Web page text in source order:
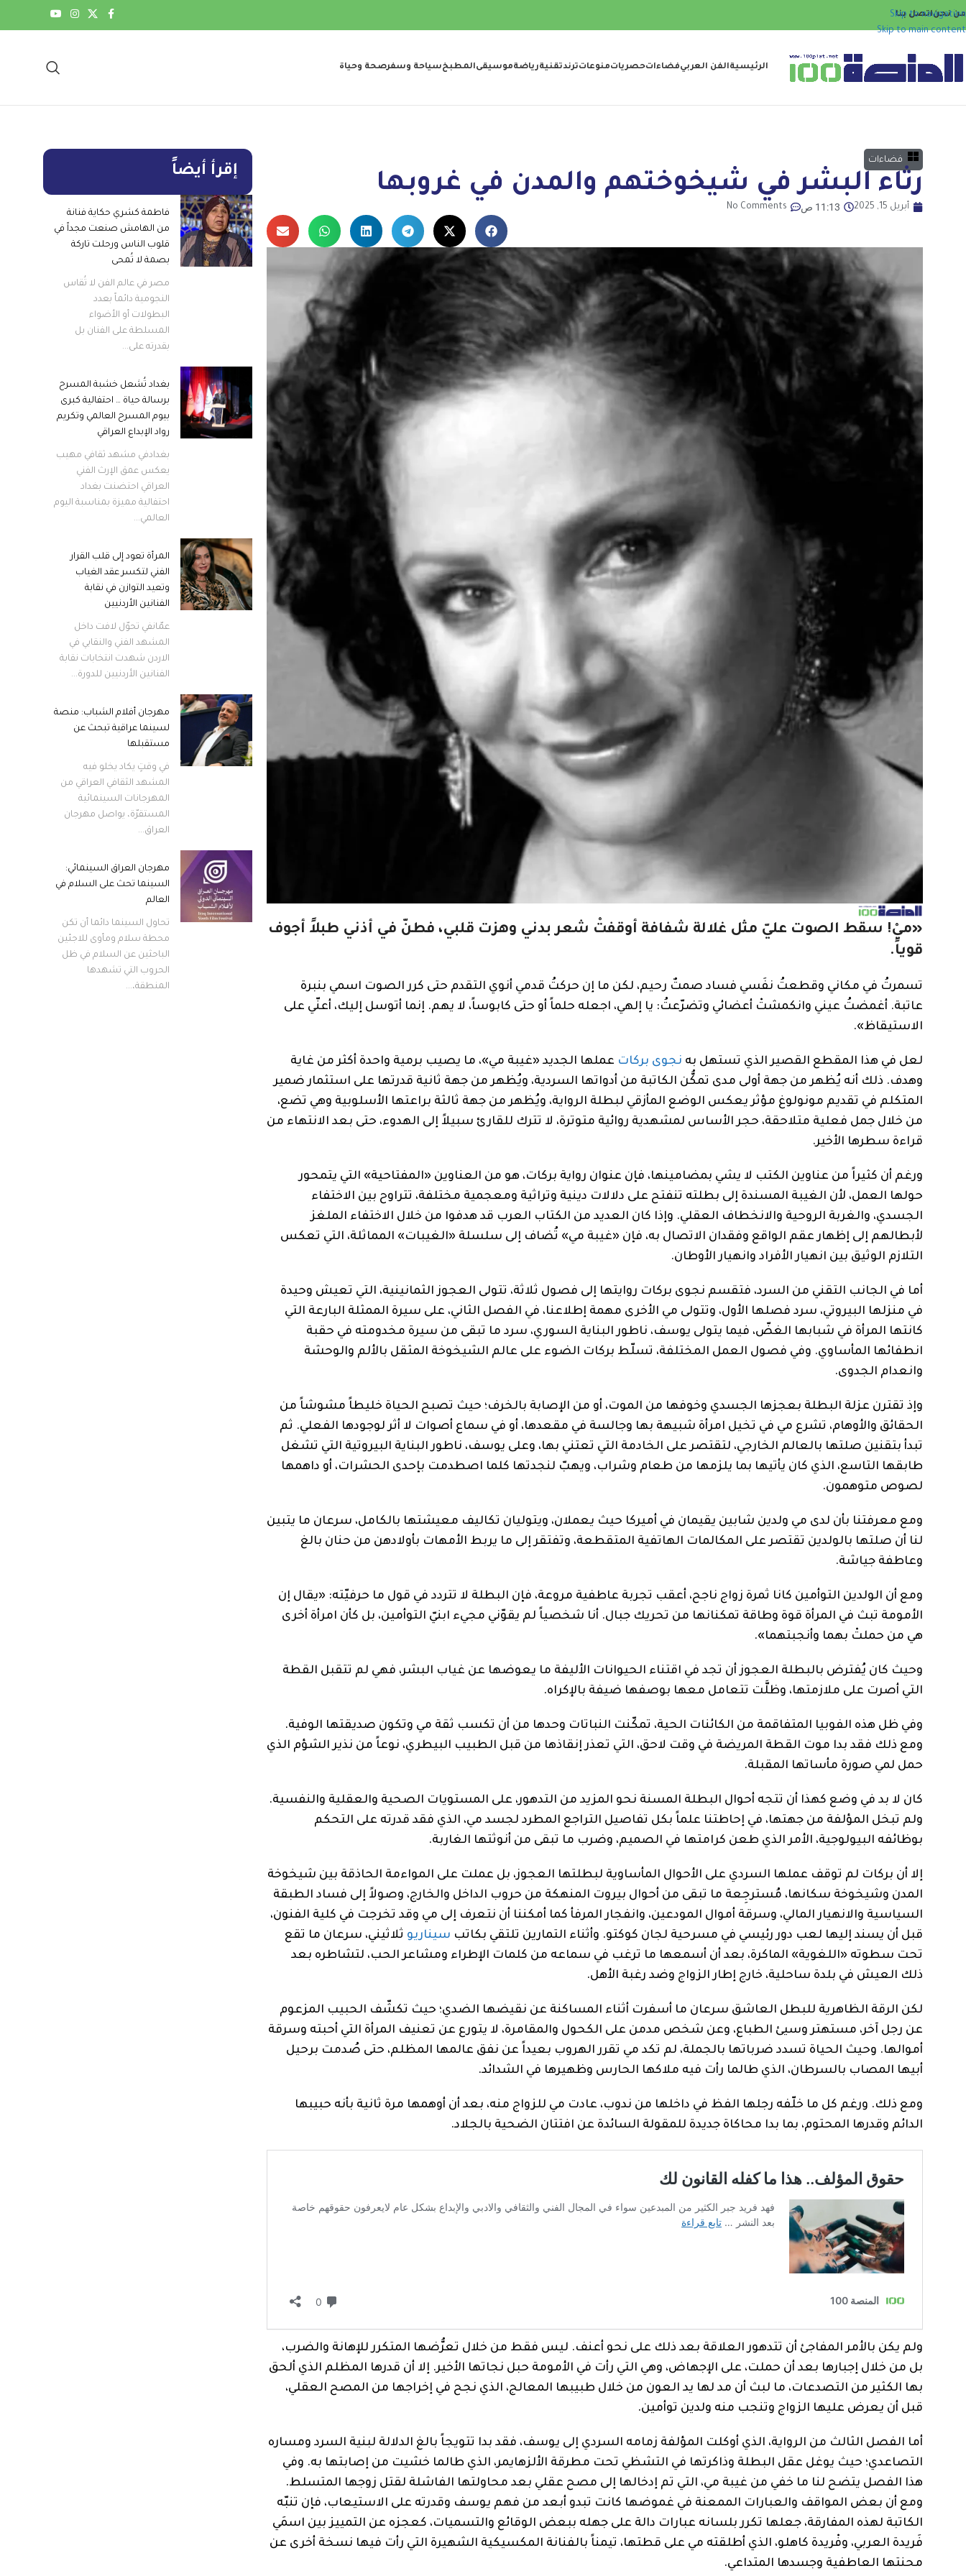
Skip to navigation
Skip to main content
من نحناتصل بنا
الرئيسيةالفن العربيفضاءاتحصرياتمنوعاتترندتقنيةرياضةموسيقىالمطبخسياحة وسفرصحة وحياة
فضاءات
رثاء البشر في شيخوختهم والمدن في غروبها
أبريل 15, 2025 11:13 ص No Comments
«ميْ! سقط الصوت عليّ مثل غلالة شفافة أوقفتْ شعر بدني وهزت قلبي، فطنّ في أذني طبلاً أجوف
قوياً.
تسمرتُ في مكاني وقطعتُ نفَسي فساد صمتٌ رحيم، لكن ما إن حركتُ قدمي أنوي التقدم حتى كرر الصوت اسمي بنبرة
عاتبة. أغمضتُ عيني وانكمشتْ أعضائي وتضرّعتُ: يا إلهي، اجعله حلماً أو حتى كابوساً، لا يهم. إنما أتوسل إليك، أعنّي على
الاستيقاظ».
لعل في هذا المقطع القصير الذي تستهل به نجوى بركات عملها الجديد «غيبة مي»، ما يصيب برمية واحدة أكثر من غاية
وهدف. ذلك أنه يُظهر من جهة أولى مدى تمكُّن الكاتبة من أدواتها السردية، ويُظهر من جهة ثانية قدرتها على استثمار ضمير
المتكلم في تقديم مونولوغ مؤثر يعكس الوضع المأزقي لبطلة الرواية، ويُظهر من جهة ثالثة براعتها الأسلوبية وهي تضع،
من خلال جمل فعلية متلاحقة، حجر الأساس لمشهدية روائية متوترة، لا تترك للقارئ سبيلاً إلى الهدوء، حتى بعد الانتهاء من
قراءة سطرها الأخير.
ورغم أن كثيراً من عناوين الكتب لا يشي بمضامينها، فإن عنوان رواية بركات، هو من العناوين «المفتاحية» التي يتمحور
حولها العمل، لأن الغيبة المسندة إلى بطلته تنفتح على دلالات دينية وتراثية ومعجمية مختلفة، تتراوح بين الاختفاء
الجسدي، والغربة الروحية والانخطاف العقلي. وإذا كان العديد من الكتاب العرب قد هدفوا من خلال الاختفاء الملغز
لأبطالهم إلى إظهار عقم الواقع وفقدان الاتصال به، فإن «غيبة مي» تُضاف إلى سلسلة «الغيبات» المماثلة، التي تعكس
التلازم الوثيق بين انهيار الأفراد وانهيار الأوطان.
أما في الجانب التقني من السرد، فتقسم نجوى بركات روايتها إلى فصول ثلاثة، تتولى العجوز الثمانينية، التي تعيش وحيدة
في منزلها البيروتي، سرد فصلها الأول، وتتولى مي الأخرى مهمة إطلاعنا، في الفصل الثاني، على سيرة الممثلة البارعة التي
كانتها المرأة في شبابها الغضّ، فيما يتولى يوسف، ناطور البناية السوري، سرد ما تبقى من سيرة مخدومته في حقبة
انطفائها المأساوي. وفي فصول العمل المختلفة، تسلّط بركات الضوء على عالم الشيخوخة المثقل بالألم والوحشة
وانعدام الجدوى.
وإذ تقترن عزلة البطلة بعجزها الجسدي وخوفها من الموت، أو من الإصابة بالخرف؛ حيث تصبح الحياة خليطاً مشوشاً من
الحقائق والأوهام، تشرع مي في تخيل امرأة شبيهة بها وجالسة في مقعدها، أو في سماع أصوات لا أثر لوجودها الفعلي. ثم
تبدأ بتقنين صلتها بالعالم الخارجي، لتقتصر على الخادمة التي تعتني بها، وعلى يوسف، ناطور البناية البيروتية التي تشغل
طابقها التاسع، الذي كان يأتيها بما يلزمها من طعام وشراب، ويهبّ لنجدتها كلما اصطدمت بإحدى الحشرات، أو داهمها
لصوص متوهمون.
ومع معرفتنا بأن لدى مي ولدين شابين يقيمان في أميركا حيث يعملان، ويتوليان تكاليف معيشتها بالكامل، سرعان ما يتبين
لنا أن صلتها بالولدين تقتصر على المكالمات الهاتفية المتقطعة، وتفتقر إلى ما يربط الأمهات بأولادهن من حنان بالغ
وعاطفة جياشة.
ومع أن الولدين التوأمين كانا ثمرة زواج ناجح، أعقب تجربة عاطفية مروعة، فإن البطلة لا تتردد في قول ما حرفيّته: «يقال إن
الأمومة تبث في المرأة قوة وطاقة تمكنانها من تحريك جبال. أنا شخصياً لم يقوّني مجيء ابنيّ التوأمين، بل كأن امرأة أخرى
هي من حملتْ بهما وأنجبتهما».
وحيث كان يُفترض بالبطلة العجوز أن تجد في اقتناء الحيوانات الأليفة ما يعوضها عن غياب البشر، فهي لم تتقبل القطة
التي أصرت على ملازمتها، وظلَّت تتعامل معها بوصفها ضيفة بالإكراه.
وفي ظل هذه الفوبيا المتفاقمة من الكائنات الحية، تمكّنت النباتات وحدها من أن تكسب ثقة مي وتكون صديقتها الوفية.
ومع ذلك فقد بدا موت القطة المريضة في وقت لاحق، التي تعذر إنقاذها من قبل الطبيب البيطري، نوعاً من نذير الشؤم الذي
حمل لمي صورة مأساتها المقبلة.
كان لا بد في وضع كهذا أن تتجه أحوال البطلة المسنة نحو المزيد من التدهور، على المستويات الصحية والعقلية والنفسية.
ولم تبخل المؤلفة من جهتها، في إحاطتنا علماً بكل تفاصيل التراجع المطرد لجسد مي، الذي فقد قدرته على التحكم
بوظائفه البيولوجية، الأمر الذي طعن كرامتها في الصميم، وضرب ما تبقى من أنوثتها الغاربة.
إلا أن بركات لم توقف عملها السردي على الأحوال المأساوية لبطلتها العجوز، بل عملت على المواءمة الحاذقة بين شيخوخة
المدن وشيخوخة سكانها، مُسترجِعة ما تبقى من أحوال بيروت المنهكة من حروب الداخل والخارج، وصولاً إلى فساد الطبقة
السياسية والانهيار المالي، وسرقة أموال المودعين، وانفجار المرفأ كما أمكننا أن نتعرف إلى مي وقد تخرجت في كلية الفنون،
قبل أن يسند إليها لعب دور رئيسي في مسرحية لجان كوكتو. وأثناء التمارين تلتقي بكاتب سيناريو ثلاثيني، سرعان ما تقع
تحت سطوته «اللغوية» الماكرة، بعد أن أسمعها ما ترغب في سماعه من كلمات الإطراء ومشاعر الحب، لتشاطره بعد
ذلك العيش في بلدة ساحلية، خارج إطار الزواج وضد رغبة الأهل.
لكن الرقة الظاهرية للبطل العاشق سرعان ما أسفرت أثناء المساكنة عن نقيضها الضدي؛ حيث تكشّف الحبيب المزعوم
عن رجل آخر، مستهتر وسيئ الطباع، وعن شخص مدمن على الكحول والمقامرة، لا يتورع عن تعنيف المرأة التي أحبته وسرقة
أموالها. وحيث الحياة تسدد ضرباتها بالجملة، لم تكد مي تقرر الهروب بعيداً عن نفق عالمها المظلم، حتى صُدمت برحيل
أبيها المصاب بالسرطان، الذي طالما رأت فيه ملاكها الحارس وظهيرها في الشدائد.
ومع ذلك. ورغم كل ما خلّفه رجلها الفظ في داخلها من ندوب، عادت مي للزواج منه، بعد أن أوهمها مرة ثانية بأنه حبيبها
الدائم وقدرها المحتوم، بما بدا محاكاة جديدة للمقولة السائدة عن افتتان الضحية بالجلاد.
ولم يكن بالأمر المفاجئ أن تتدهور العلاقة بعد ذلك على نحو أعنف. ليس فقط من خلال تعرُّضها المتكرر للإهانة والضرب،
بل من خلال إجبارها بعد أن حملت، على الإجهاض، وهي التي رأت في الأمومة حبل نجاتها الأخير. إلا أن قدرها المظلم الذي ألحق
بها الكثير من التصدعات، ما لبث أن مد لها يد العون من خلال طبيبها المعالج، الذي نجح في إخراجها من المصح العقلي،
قبل أن يعرض عليها الزواج وتنجب منه ولدين توأمين.
أما الفصل الثالث من الرواية، الذي أوكلت المؤلفة زمامه السردي إلى يوسف، فقد بدا تتويجاً بالغ الدلالة لبنية السرد ومساره
التصاعدي؛ حيث يوغل عقل البطلة وذاكرتها في التشظي تحت مطرقة الألزهايمر، الذي طالما خشيت من إصابتها به. وفي
هذا الفصل يتضح لنا ما خفي من غيبة مي، التي تم إدخالها إلى مصح عقلي بعد محاولتها الفاشلة لقتل زوجها المتسلط.
ومع أن بعض المواقف والعبارات الممعنة في غموضها كانت تبدو أبعد من فهم يوسف وقدرته على الاستيعاب، فإن تنبّه
الكاتبة لهذه المفارقة، جعلها تكرر بلسانه عبارات دالة على جهله ببعض الوقائع والتسميات، كعجزه عن التمييز بين اسمَي
فَريدة العربي، وفْريدة كاهلو، الذي أطلقته مي على قطتها، تيمناً بالفنانة المكسيكية الشهيرة التي رأت فيها نسخة أخرى عن
محنتها العاطفية وجسدها المتداعي.
إقرأ أيضاً
فاطمة كشري حكاية فنانة
من الهامش صنعت مجداً في
قلوب الناس ورحلت تاركة
بصمة لا تُمحى
مصر في عالم الفن لا تُقاس
النجومية دائماً بعدد
البطولات أو الأضواء
المسلطة على الفنان بل
بقدرته على...
بغداد تُشعل خشبة المسرح
برسالة حياة … احتفالية كبرى
بيوم المسرح العالمي وتكريم
رواد الإبداع العراقي
بغدادفي مشهد ثقافي مهيب
يعكس عمق الإرث الفني
العراقي احتضنت بغداد
احتفالية مميزة بمناسبة اليوم
العالمي...
المرأة تعود إلى قلب القرار
الفني لتكسر عقد الغياب
وتعيد التوازن في نقابة
الفنانين الأردنيين
عمّانفي تحوّل لافت داخل
المشهد الفني والنقابي في
الاردن شهدت انتخابات نقابة
الفنانين الأردنيين للدورة...
مهرجان أفلام الشباب: منصة
لسينما عراقية تبحث عن
مستقبلها
في وقتٍ يكاد يخلو فيه
المشهد الثقافي العراقي من
المهرجانات السينمائية
المستقرّة، يواصل مهرجان
العراق...
مهرجان العراق السينمائي:
السينما تحث على السلام في
العالم
تحاول السينما دائما أن تكن
محطة سلام ومأوى للاجئين
الباحثين عن السلام في ظل
الحروب التي تشهدها
المنطقة،...